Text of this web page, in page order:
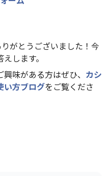
がとうございました！今
します。
味がある方はぜひ、 カシ
い方ブログをご覧くださ